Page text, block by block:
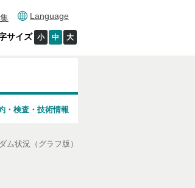
Language
サイズ 小 中 大
・検査・技術情報
ム状況（グラフ版）